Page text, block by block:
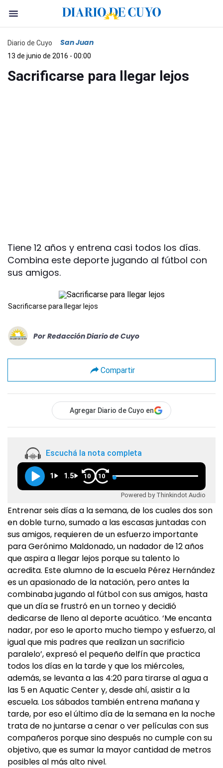
Diario de Cuyo San Juan
13 de junio de 2016 - 00:00
Sacrificarse para llegar lejos
Tiene 12 años y entrena casi todos los días.
Combina este deporte jugando al fútbol con
sus amigos.
Sacrificarse para llegar lejos
Por Redacción Diario de Cuyo
Compartir
Agregar Diario de Cuyo en
Escuchá la nota completa
1 1.5 10 10
Powered by Thinkindot Audio
Entrenar seis días a la semana, de los cuales dos son
en doble turno, sumado a las escasas juntadas con
sus amigos, requieren de un esfuerzo importante
para Gerónimo Maldonado, un nadador de 12 años
que aspira a llegar lejos porque su talento lo
acredita. Este alumno de la escuela Pérez Hernández
es un apasionado de la natación, pero antes la
combinaba jugando al fútbol con sus amigos, hasta
que un día se frustró en un torneo y decidió
dedicarse de lleno al deporte acuático. ‘Me encanta
nadar, por eso le aporto mucho tiempo y esfuerzo, al
igual que mis padres que realizan un sacrificio
paralelo’, expresó el pequeño delfín que practica
todos los días en la tarde y que los miércoles,
además, se levanta a las 4:20 para tirarse al agua a
las 5 en Aquatic Center y, desde ahí, asistir a la
escuela. Los sábados también entrena mañana y
tarde, por eso el último día de la semana en la noche
trata de no juntarse a cenar o ver películas con sus
compañeros porque sino después no cumple con su
objetivo, que es sumar la mayor cantidad de metros
posibles al más alto nivel.